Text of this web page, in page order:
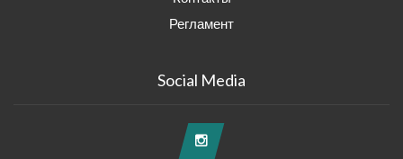
Регламент
Social Media